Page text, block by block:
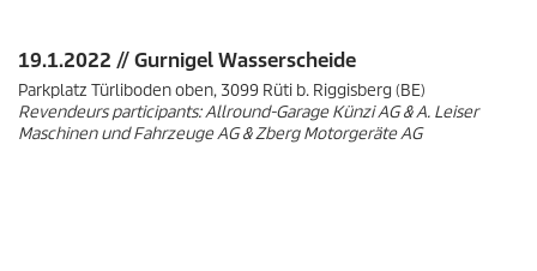
19.1.2022 // Gurnigel Wasserscheide
Parkplatz Türliboden oben, 3099 Rüti b. Riggisberg (BE)
Revendeurs participants: Allround-Garage Künzi AG & A. Leiser
Maschinen und Fahrzeuge AG & Zberg Motorgeräte AG